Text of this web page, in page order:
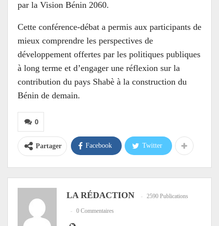
par la Vision Bénin 2060.
Cette conférence-débat a permis aux participants de
mieux comprendre les perspectives de
développement offertes par les politiques publiques
à long terme et d’engager une réflexion sur la
contribution du pays Shabè à la construction du
Bénin de demain.
0
Partager Facebook Twitter
LA RÉDACTION 2590 Publications
0 Commentaires